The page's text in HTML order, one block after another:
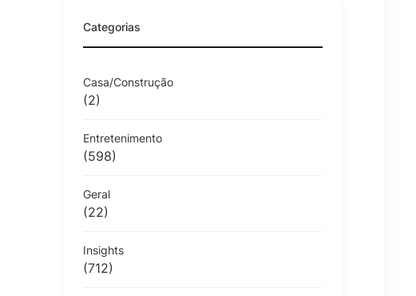
Categorias
Casa/Construção
(2)
Entretenimento
(598)
Geral
(22)
Insights
(712)